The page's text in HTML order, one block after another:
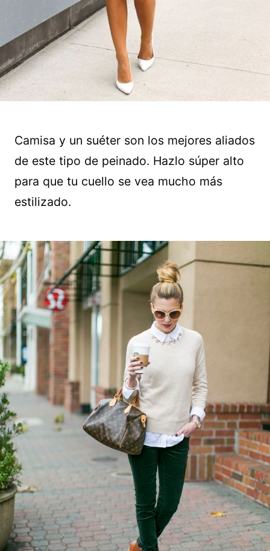
Camisa y un suéter son los mejores aliados
de este tipo de peinado. Hazlo súper alto
para que tu cuello se vea mucho más
estilizado.